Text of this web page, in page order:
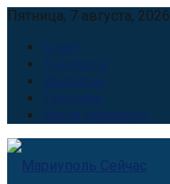
Пятница, 7 августа, 2026
О нас
Контакты
Вакансии
Реклама
Наши партнёры